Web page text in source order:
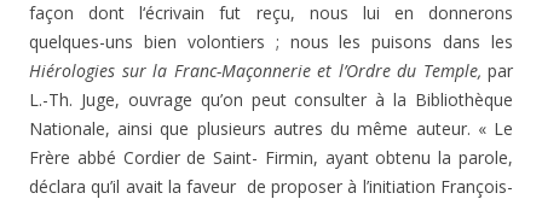
façon dont l‘écrivain fut reçu, nous lui en donnerons
quelques-uns bien volontiers ; nous les puisons dans les
Hiérologies sur la Franc-Maçonnerie et l’Ordre du Temple, par
L.-Th. Juge, ouvrage qu’on peut consulter à la Bibliothèque
Nationale, ainsi que plusieurs autres du même auteur. « Le
Frère abbé Cordier de Saint- Firmin, ayant obtenu la parole,
déclara qu’il avait la faveur de proposer à l’initiation François-